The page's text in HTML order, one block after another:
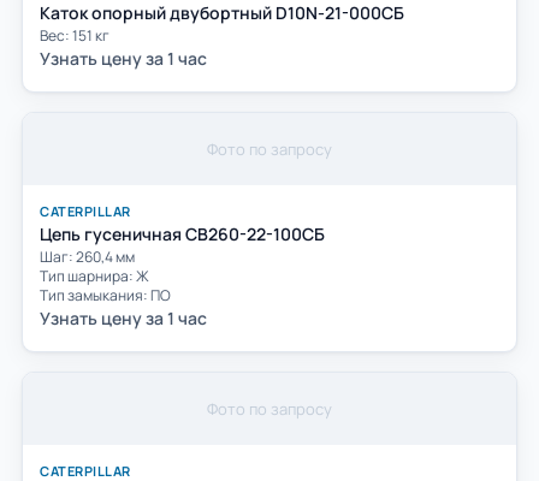
Каток опорный двубортный D10N-21-000СБ
Вес: 151 кг
Узнать цену за 1 час
Фото по запросу
CATERPILLAR
Цепь гусеничная СВ260-22-100СБ
Шаг: 260,4 мм
Тип шарнира: Ж
Тип замыкания: ПО
Узнать цену за 1 час
Фото по запросу
CATERPILLAR